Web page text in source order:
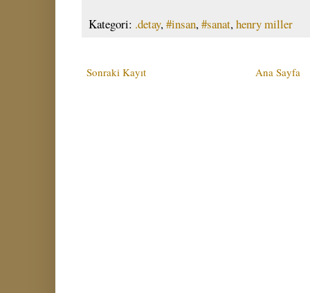
Kategori: .detay,#insan,#sanat,henry miller
Sonraki Kayıt Ana Sayfa